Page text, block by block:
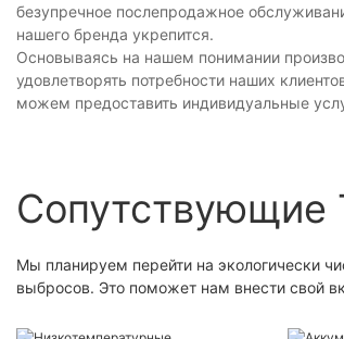
безупречное послепродажное
нашего бренда укрепится.
Основываясь на нашем понимании
удовлетворять потребности наших
можем предоставить индивидуальные
Сопутствующие
Мы планируем перейти на экологически
выбросов. Это поможет нам внести свой